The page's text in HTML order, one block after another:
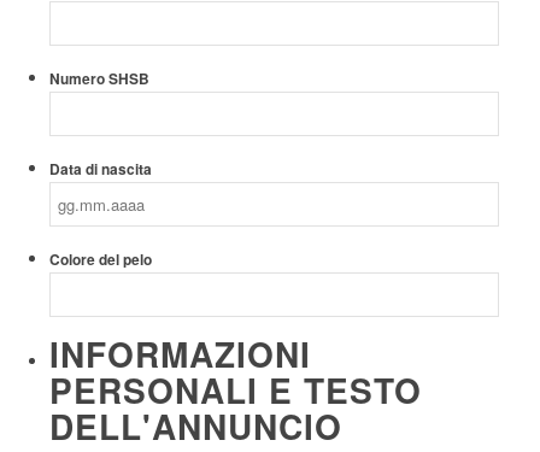
Numero SHSB
Data di nascita
punto
punto
AAAA
Colore del pelo
INFORMAZIONI
PERSONALI E TESTO
DELL'ANNUNCIO